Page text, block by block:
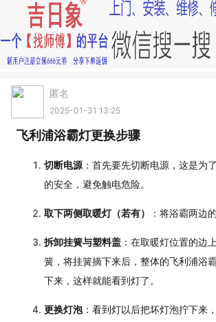
匿名
2025-01-31 13:25
飞利浦浴霸灯更换步骤
切断电源 ：首先要先切断电源，这是为
的安全，避免触电危险。
取下两侧取暖灯（若有） ：将浴霸两边
拆卸挂簧与塑料盖 ：在取暖灯位置的边
簧，将挂簧摘下来后，整体的飞利浦浴
下来，这样就能看到灯了。
更换灯泡：看到灯以后把坏灯泡拧下来